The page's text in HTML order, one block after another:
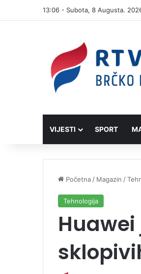
13:06 - Subota, 8 Augusta.
VIJESTI SPORT
Početna / Magazin /
Tehnologija